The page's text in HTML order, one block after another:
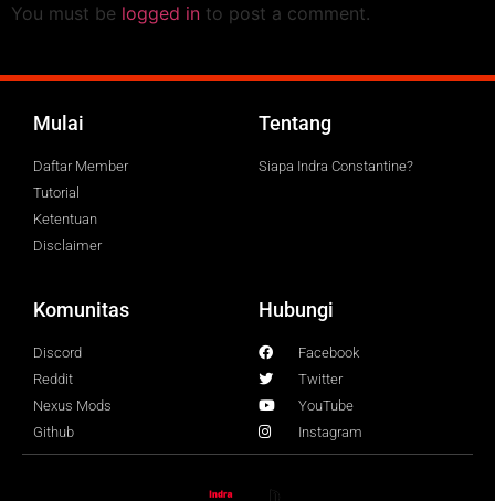
You must be logged in to post a comment.
Mulai
Daftar Member
Tutorial
Ketentuan
Disclaimer
Tentang
Siapa Indra Constantine?
Komunitas
Discord
Reddit
Nexus Mods
Github
Hubungi
Facebook
Twitter
YouTube
Instagram